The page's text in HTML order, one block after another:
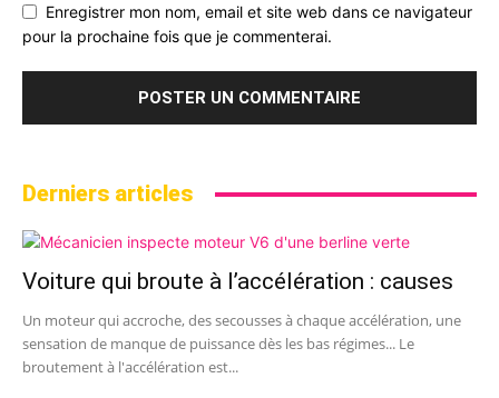
Enregistrer mon nom, email et site web dans ce navigateur
pour la prochaine fois que je commenterai.
Derniers articles
Voiture qui broute à l’accélération : causes
Un moteur qui accroche, des secousses à chaque accélération, une
sensation de manque de puissance dès les bas régimes... Le
broutement à l'accélération est...